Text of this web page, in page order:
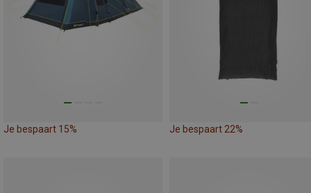
Je bespaart 15% Je bespaart 22%